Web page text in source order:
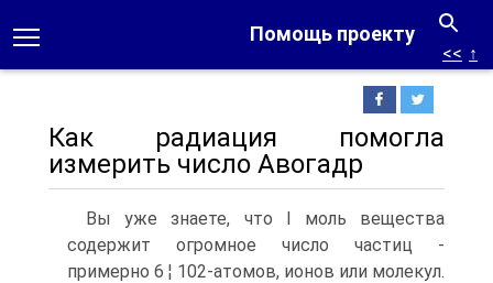
Помощь проекту
<< ↑
Как радиация помогла
измерить число Авогадр
Вы уже знаете, что I моль вещества
содержит огромное число частиц -
примерно 6 ¦ 102-атомов, ионов или молекул.